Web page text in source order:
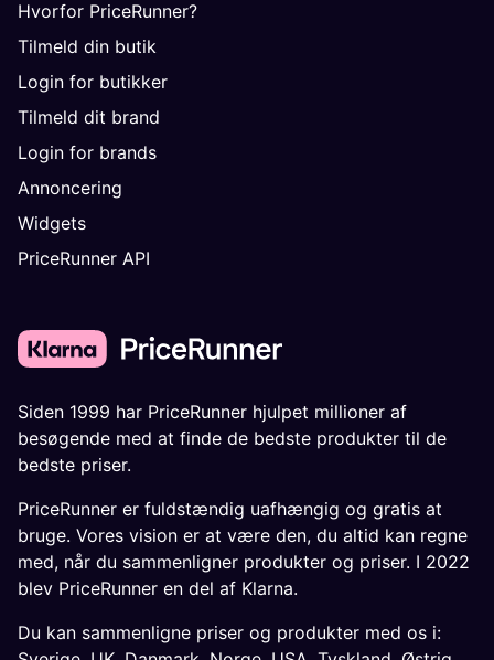
Hvorfor PriceRunner?
Tilmeld din butik
Login for butikker
Tilmeld dit brand
Login for brands
Annoncering
Widgets
PriceRunner API
Siden 1999 har PriceRunner hjulpet millioner af
besøgende med at finde de bedste produkter til de
bedste priser.
PriceRunner er fuldstændig uafhængig og gratis at
bruge. Vores vision er at være den, du altid kan regne
med, når du sammenligner produkter og priser. I 2022
blev PriceRunner en del af Klarna.
Du kan sammenligne priser og produkter med os i: